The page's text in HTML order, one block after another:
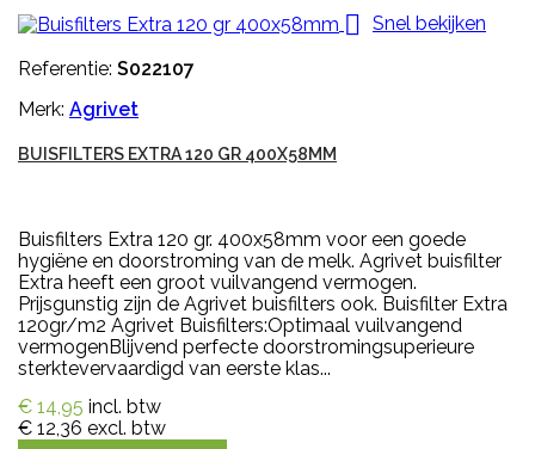
 Snel bekijken
Referentie: S022107
Merk: Agrivet
BUISFILTERS EXTRA 120 GR 400X58MM
Buisfilters Extra 120 gr. 400x58mm voor een goede
hygiëne en doorstroming van de melk. Agrivet buisfilter
Extra heeft een groot vuilvangend vermogen.
Prijsgunstig zijn de Agrivet buisfilters ook. Buisfilter Extra
120gr/m2 Agrivet Buisfilters:Optimaal vuilvangend
vermogenBlijvend perfecte doorstromingsuperieure
sterktevervaardigd van eerste klas...
€ 14,95 incl. btw
€ 12,36 excl. btw